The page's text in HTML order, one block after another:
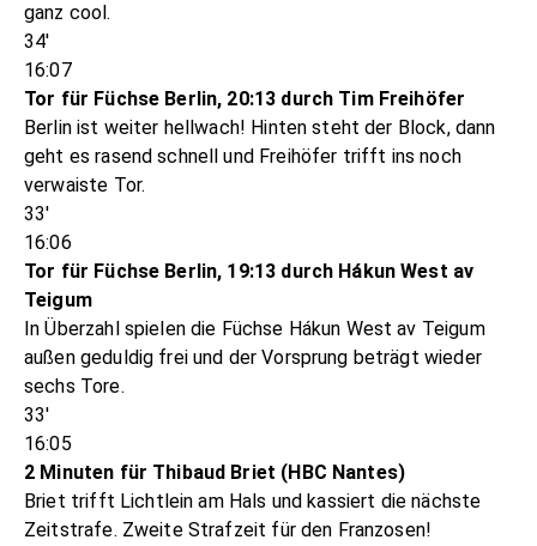
ganz cool.
34'
16:07
Tor für Füchse Berlin, 20:13 durch Tim Freihöfer
Berlin ist weiter hellwach! Hinten steht der Block, dann
geht es rasend schnell und Freihöfer trifft ins noch
verwaiste Tor.
33'
16:06
Tor für Füchse Berlin, 19:13 durch Hákun West av
Teigum
In Überzahl spielen die Füchse Hákun West av Teigum
außen geduldig frei und der Vorsprung beträgt wieder
sechs Tore.
33'
16:05
2 Minuten für Thibaud Briet (HBC Nantes)
Briet trifft Lichtlein am Hals und kassiert die nächste
Zeitstrafe. Zweite Strafzeit für den Franzosen!